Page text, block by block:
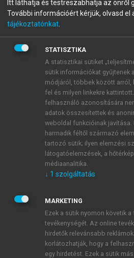
fiókoddal,vagy hozz
A regisztráció után a
BELÉPÉS SAJÁT
ÚJ FIÓK
1 óra díjmentes hozzáférés
E-MAIL-CÍM
JELSZÓ
JELSZÓ ÚJRA
Itt láthatja és testreszabhatja az önről
További információért kérjük, olvasd el
tájékoztatónkat
STATISZTIKA
A statisztikai sütiket
sütik információkat gyűjtenek
módjáról, többek között arról,
fel és milyen linkekre
felhasználó azonosítására
adatok összesítettek és
weboldal funkcióinak javítása.
harmadik féltől származó
tartozó sütik; ilyen elemzési
látogatóelemzések, a
médiaanalitika.
↓ 1 szolgáltatás
MARKETING
Ezek a sütik nyomon követik
tevékenységét. Az online
hirdetők relevánsabb
korlátozhatják, hogy a
egy hirdetést. Ezek a sütik